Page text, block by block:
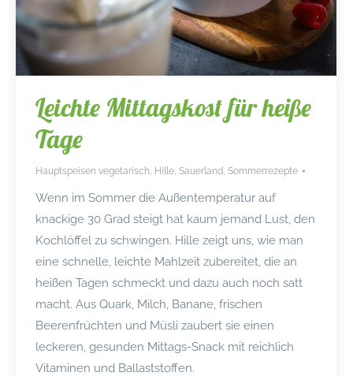
Leichte Mittagskost für heiße
Tage
Hauptspeisen vegetarisch Hille Sauerland Sommerrezepte
Wenn im Sommer die Außentemperatur auf
knackige 30 Grad steigt hat kaum jemand Lust, den
Kochlöffel zu schwingen. Hille zeigt uns, wie man
eine schnelle, leichte Mahlzeit zubereitet, die an
heißen Tagen schmeckt und dazu auch noch satt
macht. Aus Quark, Milch, Banane, frischen
Beerenfrüchten und Müsli zaubert sie einen
leckeren, gesunden Mittags-Snack mit reichlich
Vitaminen und Ballaststoffen.